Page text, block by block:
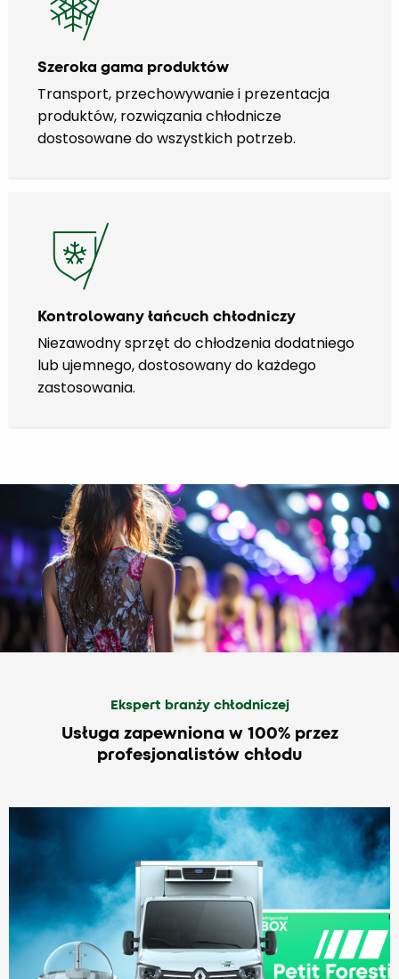
Szeroka gama produktów
Transport, przechowywanie i prezentacja
produktów, rozwiązania chłodnicze
dostosowane do wszystkich potrzeb.
Kontrolowany łańcuch chłodniczy
Niezawodny sprzęt do chłodzenia dodatniego
lub ujemnego, dostosowany do każdego
zastosowania.
Ekspert branży chłodniczej
Usługa zapewniona w 100% przez
profesjonalistów chłodu